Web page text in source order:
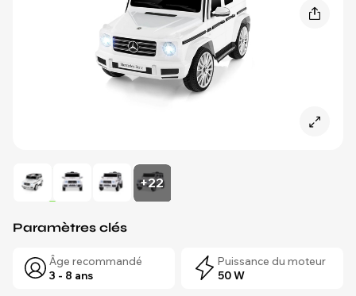
+22
Paramètres clés
Âge recommandé
3 - 8 ans
Puissance du moteur
50 W